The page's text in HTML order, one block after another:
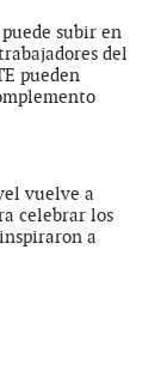
subir en
del
pueden
vuelve a
celebrar los
a